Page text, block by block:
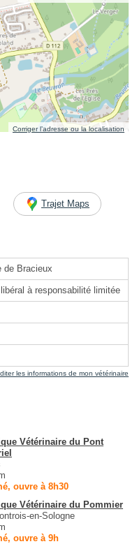
Corriger l’adresse ou la localisation
Trajet Maps
de Bracieux
à responsabilité limitée
les informations de mon vétérinaire
Vétérinaire du Pont
ouvre à 8h30
Vétérinaire du Pommier
en-Sologne
ouvre à 9h